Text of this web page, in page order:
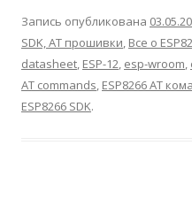
Запись опубликована
SDK, AT прошивки, Все о
datasheet, ESP-12, esp-wroom,
AT commands, ESP8266 AT
ESP8266 SDK.